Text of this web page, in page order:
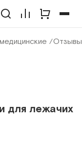
Отзывы
для лежачих